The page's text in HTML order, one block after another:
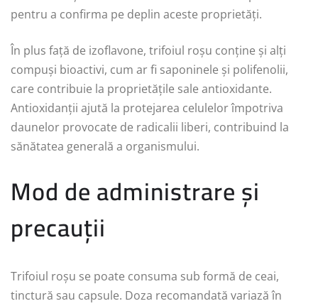
pentru a confirma pe deplin aceste proprietăți.
În plus față de izoflavone, trifoiul roșu conține și alți
compuși bioactivi, cum ar fi saponinele și polifenolii,
care contribuie la proprietățile sale antioxidante.
Antioxidanții ajută la protejarea celulelor împotriva
daunelor provocate de radicalii liberi, contribuind la
sănătatea generală a organismului.
Mod de administrare și
precauții
Trifoiul roșu se poate consuma sub formă de ceai,
tinctură sau capsule. Doza recomandată variază în